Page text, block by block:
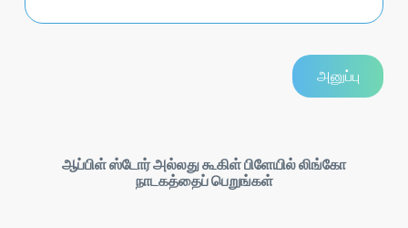
ஆப்பிள் ஸ்டோர் அல்லது கூகிள் பிளேயில் லிங்கோ
நாடகத்தைப் பெறுங்கள்